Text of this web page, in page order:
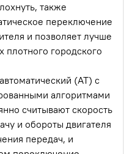
также
переключение
и позволяет лучше
плотного городского
(AT) с
алгоритмами
считывают скорость
и обороты двигателя
передач, и